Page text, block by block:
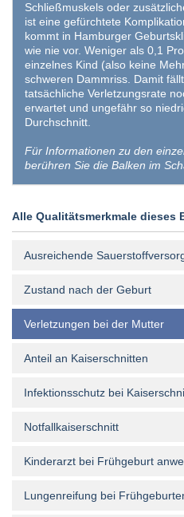
Schließmuskels oder
ist eine gefürchtete
kommt in Hamburger
wie nie vor. Weniger als 0,1
einzelnes Kind (also keine
schweren Dammriss. Damit
tatsächliche Verletzungsrate
erwartet und ungefähr so
Durchschnitt.
Für Informationen zu den
berühren Sie die Balken im
Alle Qualitätsmerkmale dieses
Ausreichende
Zustand nach der Geburt
Verletzungen bei der Mutter
Anteil an Kaiserschnitten
Infektionsschutz bei
Notfallkaiserschnitt
Kinderarzt bei Frühgeburt
Lungenreifung bei